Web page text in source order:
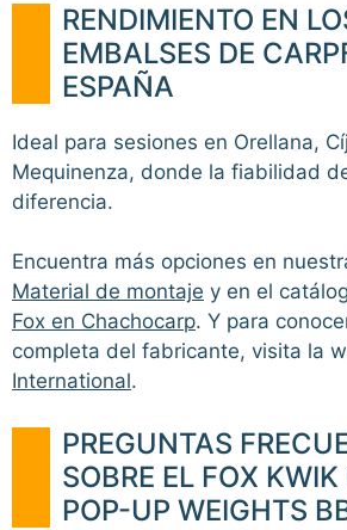
RENDIMIENTO EN
EMBALSES DE
ESPAÑA
Ideal para sesiones en Orellana,
Mequinenza, donde la fiabilidad
diferencia.
Encuentra más opciones en
Material de montaje y en el
Fox en Chachocarp. Y para
completa del fabricante, visita la
International.
PREGUNTAS
SOBRE EL FOX
POP-UP WEIGHTS